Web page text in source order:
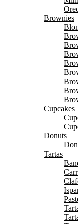
Brownies
Cupcakes
Donuts
Tartas